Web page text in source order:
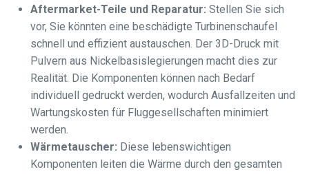
Aftermarket-Teile und Reparatur: Stellen Sie sich
vor, Sie könnten eine beschädigte Turbinenschaufel
schnell und effizient austauschen. Der 3D-Druck mit
Pulvern aus Nickelbasislegierungen macht dies zur
Realität. Die Komponenten können nach Bedarf
individuell gedruckt werden, wodurch Ausfallzeiten und
Wartungskosten für Fluggesellschaften minimiert
werden.
Wärmetauscher: Diese lebenswichtigen
Komponenten leiten die Wärme durch den gesamten